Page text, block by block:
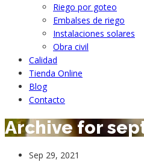
Riego por goteo
Embalses de riego
Instalaciones solares
Obra civil
Calidad
Tienda Online
Blog
Contacto
Archive for
Sep 29, 2021